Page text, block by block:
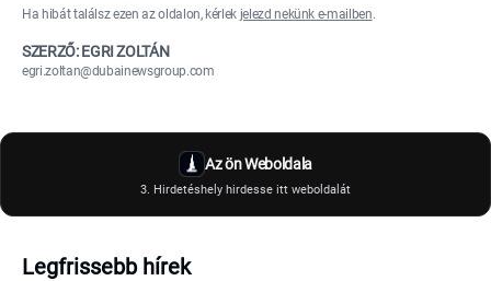
Ha hibát találsz ezen az oldalon, kérlek jelezd nekünk e-mailben.
SZERZŐ: EGRI ZOLTÁN
egri.zoltan@dubainewsgroup.com
Az ön Weboldala
3. Hirdetéshely hirdesse itt weboldalát
Legfrissebb hírek